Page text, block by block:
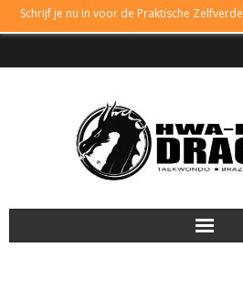
Schrijf je nu in voor de Praktische